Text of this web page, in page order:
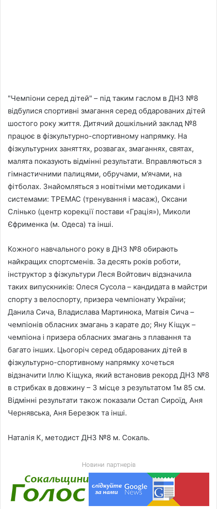
"Чемпіони серед дітей" – під таким гаслом в ДНЗ №8
відбулися спортивні змагання серед обдарованих дітей
шостого року життя. Дитячий дошкільний заклад №8
працює в фізкультурно-спортивному напрямку. На
фізкультурних заняттях, розвагах, змаганнях, святах,
малята показують відмінні результати. Вправляються з
гімнастичними палицями, обручами, м’ячами, на
фітболах. Знайомляться з новітніми методиками і
системами: ТРЕМАС (тренування і масаж), Оксани
Слінько (центр корекції постави «Грація»), Миколи
Єфрименка (м. Одеса) та інші.
Кожного навчального року в ДНЗ №8 обирають
найкращих спортсменів. За десять років роботи,
інструктор з фізкультури Леся Войтович відзначила
таких випускників: Олеся Сусола – кандидата в майстри
спорту з велоспорту, призера чемпіонату України;
Данила Сича, Владислава Мартинюка, Матвія Сича –
чемпіонів обласних змагань з карате до; Яну Кіщук –
чемпіона і призера обласних змагань з плавання та
багато інших. Цьогоріч серед обдарованих дітей в
фізкультурно-спортивному напрямку хочеться
відзначити Іллю Кіщука, який встановив рекорд ДНЗ №8
в стрибках в довжину – 3 місце з результатом 1м 85 см.
Відмінні результати також показали Остап Сироїд, Аня
Чернявська, Аня Березюк та інші.
Наталія К, методист ДНЗ №8 м. Сокаль.
Новини партнерів